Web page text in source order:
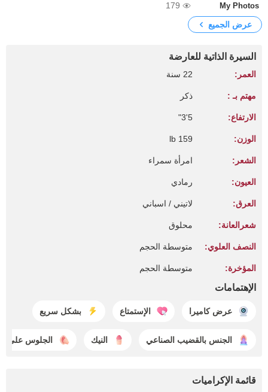
My Photos
179
عرض الجميع
السيرة الذاتية للعارضة
العمر: 22 سنة
مهتم بـ : ذكر
الارتفاع: 5'3"
الوزن: 159 lb
الشعر: امرأة سمراء
العيون: رمادي
العرق: لاتيني / اسباني
شعرالعانة: محلوق
النصف العلوي: متوسطة الحجم
المؤخرة: متوسطة الحجم
الإهتمامات
عرض كاميرا الإستمتاع بشكل سريع
الجنس بالقضيب الصناعي النيك الجلوس على
قائمة الإكراميات